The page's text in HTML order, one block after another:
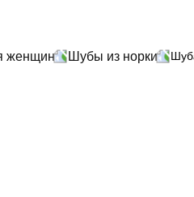
женщин Шубы из норки